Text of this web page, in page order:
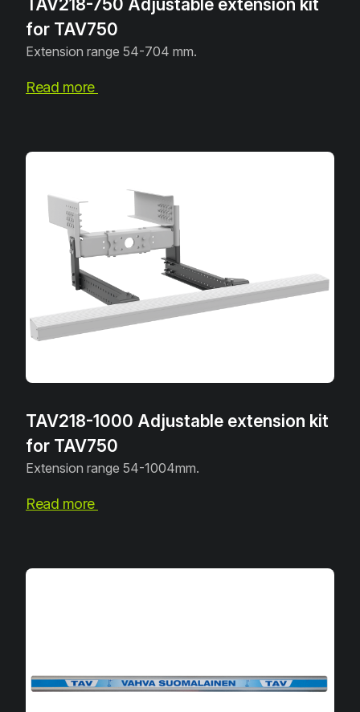
TAV218-750 Adjustable extension kit
for TAV750
Extension range 54-704 mm.
Read more
TAV218-1000 Adjustable extension kit
for TAV750
Extension range 54-1004mm.
Read more